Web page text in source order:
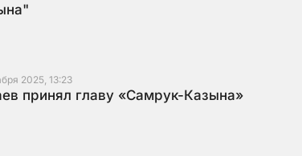
2025, 13:23
принял главу «Самрук-Казына»